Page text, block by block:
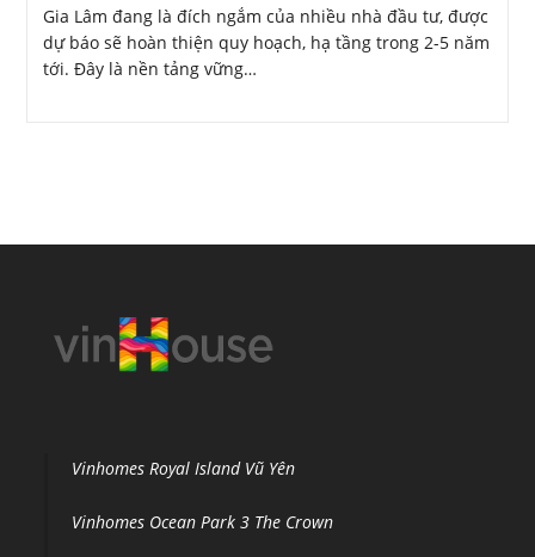
Gia Lâm đang là đích ngắm của nhiều nhà đầu tư, được
dự báo sẽ hoàn thiện quy hoạch, hạ tầng trong 2-5 năm
tới. Đây là nền tảng vững…
Vinhomes Royal Island Vũ Yên
Vinhomes Ocean Park 3 The Crown